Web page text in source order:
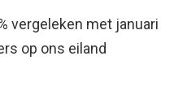
vergeleken met januari
op ons eiland